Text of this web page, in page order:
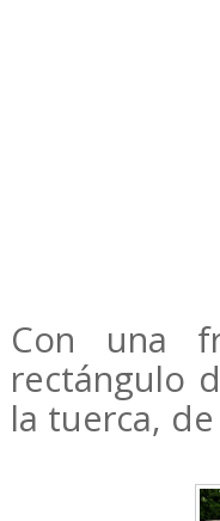
Con una
rectángulo
la tuerca,